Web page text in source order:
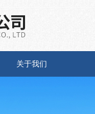
关于我们